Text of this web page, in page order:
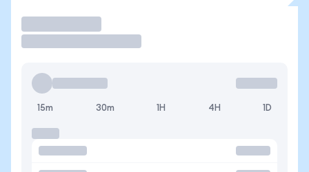
15m 30m 1H 4H 1D